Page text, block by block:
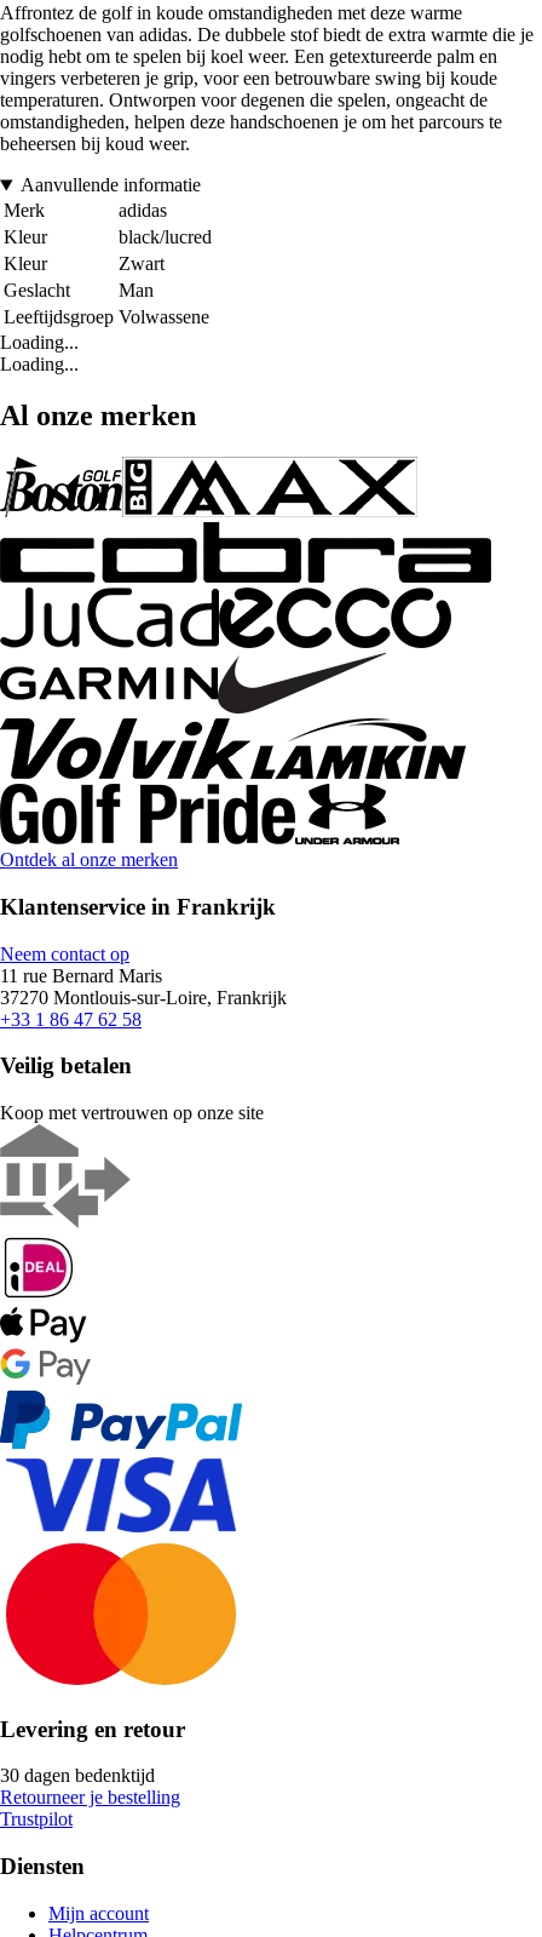
Affrontez de golf in koude omstandigheden met deze warme
golfschoenen van adidas. De dubbele stof biedt de extra warmte die je
nodig hebt om te spelen bij koel weer. Een getextureerde palm en
vingers verbeteren je grip, voor een betrouwbare swing bij koude
temperaturen. Ontworpen voor degenen die spelen, ongeacht de
omstandigheden, helpen deze handschoenen je om het parcours te
beheersen bij koud weer.
Aanvullende informatie
Merk
adidas
Kleur
black/lucred
Kleur
Zwart
Geslacht
Man
Leeftijdsgroep Volwassene
Loading...
Loading...
Al onze merken
Ontdek al onze merken
Klantenservice in Frankrijk
Neem contact op
11 rue Bernard Maris
37270 Montlouis-sur-Loire, Frankrijk
+33 1 86 47 62 58
Veilig betalen
Koop met vertrouwen op onze site
Levering en retour
30 dagen bedenktijd
Retourneer je bestelling
Trustpilot
Diensten
Mijn account